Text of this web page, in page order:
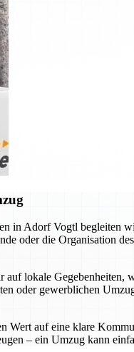
in Adorf Vogtl begleiten
oder die Organisation
lokale Gegebenheiten,
oder gewerblichen
auf eine klare
– ein Umzug kann